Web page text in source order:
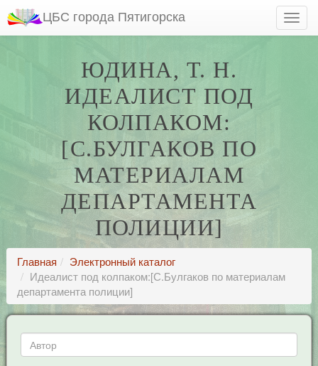
ЦБС города Пятигорска
ЮДИНА, Т. Н.
ИДЕАЛИСТ ПОД
КОЛПАКОМ:
[С.БУЛГАКОВ ПО
МАТЕРИАЛАМ
ДЕПАРТАМЕНТА
ПОЛИЦИИ]
Главная
Электронный каталог
Идеалист под колпаком:[С.Булгаков по материалам
департамента полиции]